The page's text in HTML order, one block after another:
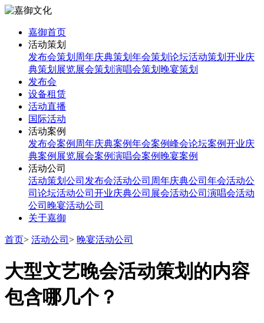
嘉御首页
活动策划
发布会策划 周年庆典策划 年会策划 论坛活动策划 开业庆
典策划 展览展会策划 演唱会策划 晚宴策划
发布会
设备租赁
活动直播
国际活动
活动案例
发布会案例 周年庆典案例年会案例峰会论坛案例开业庆
典案例 展览展会案例演唱会案例 晚宴案例
活动公司
活动策划公司 发布会活动公司 周年庆典公司 年会活动公
司 论坛活动公司 开业庆典公司 展会活动公司 演唱会活动
公司 晚宴活动公司
关于嘉御
首页> 活动公司 > 晚宴活动公司
大型文艺晚会活动策划的内容
包含哪几个？